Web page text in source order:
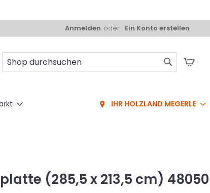
Anmelden Ein Konto erstellen
IHR HOLZLAND MEGERLE
(285,5 x 213,5 cm) 48050